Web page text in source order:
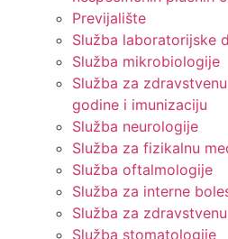
Previjalište
Služba laboratorijske
Služba mikrobiologije
Služba za
godine i imunizaciju
Služba neurologije
Služba za fizikalnu
Služba oftalmologije
Služba za interne
Služba za
Služba stomatologije